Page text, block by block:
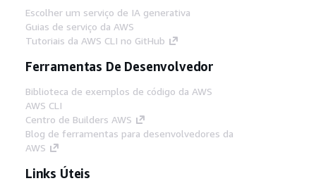
Escolher um serviço de IA generativa
Guias de serviço da AWS
Tutoriais da AWS CLI no GitHub
Ferramentas De Desenvolvedor
Biblioteca de exemplos de código da AWS
AWS CLI
Centro de Builders AWS
Blog de ferramentas para desenvolvedores da
AWS
Links Úteis